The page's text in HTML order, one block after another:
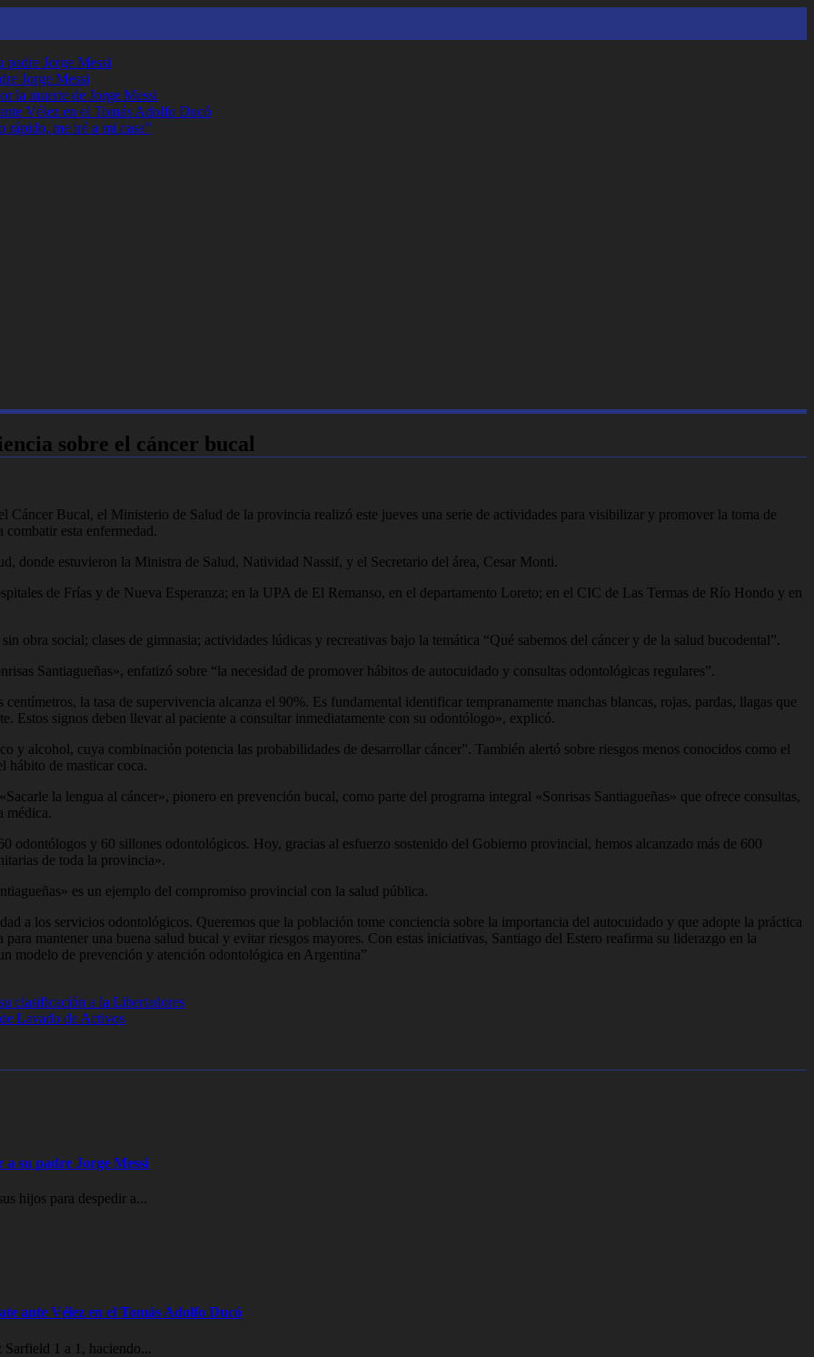
padre Jorge Messi
Jorge Messi
la muerte de Jorge Messi
Vélez en el Tomás Adolfo Ducó
rápido, me iré a mi casa”
sobre el cáncer bucal
Bucal, el Ministerio de Salud de la provincia realizó este jueves una serie de actividades para visibilizar y promover la toma de
combatir esta enfermedad.
donde estuvieron la Ministra de Salud, Natividad Nassif, y el Secretario del área, Cesar Monti.
de Frías y de Nueva Esperanza; en la UPA de El Remanso, en el departamento Loreto; en el CIC de Las Termas de Río Hondo y en
obra social; clases de gimnasia; actividades lúdicas y recreativas bajo la temática “Qué sabemos del cáncer y de la salud bucodental”.
Santiagueñas», enfatizó sobre “la necesidad de promover hábitos de autocuidado y consultas odontológicas regulares”.
la tasa de supervivencia alcanza el 90%. Es fundamental identificar tempranamente manchas blancas, rojas, pardas, llagas que
Estos signos deben llevar al paciente a consultar inmediatamente con su odontólogo», explicó.
y alcohol, cuya combinación potencia las probabilidades de desarrollar cáncer”. También alertó sobre riesgos menos conocidos como el
hábito de masticar coca.
la lengua al cáncer», pionero en prevención bucal, como parte del programa integral «Sonrisas Santiagueñas» que ofrece consultas,
médica.
odontólogos y 60 sillones odontológicos. Hoy, gracias al esfuerzo sostenido del Gobierno provincial, hemos alcanzado más de 600
de toda la provincia».
es un ejemplo del compromiso provincial con la salud pública.
a los servicios odontológicos. Queremos que la población tome conciencia sobre la importancia del autocuidado y que adopte la práctica
mantener una buena salud bucal y evitar riesgos mayores. Con estas iniciativas, Santiago del Estero reafirma su liderazgo en la
modelo de prevención y atención odontológica en Argentina”
clasificación a la Libertadores
Lavado de Activos
a su padre Jorge Messi
hijos para despedir a...
ante Vélez en el Tomás Adolfo Ducó
1 a 1, haciendo...